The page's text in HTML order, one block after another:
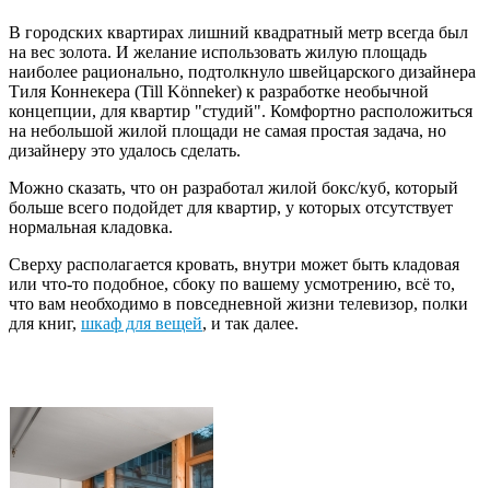
В городских квартирах лишний квадратный метр всегда был
на вес золота. И желание использовать жилую площадь
наиболее рационально, подтолкнуло швейцарского дизайнера
Тиля Коннекера (Till Könneker) к разработке необычной
концепции, для квартир "студий". Комфортно расположиться
на небольшой жилой площади не самая простая задача, но
дизайнеру это удалось сделать.
Можно сказать, что он разработал жилой бокс/куб, который
больше всего подойдет для квартир, у которых отсутствует
нормальная кладовка.
Сверху располагается кровать, внутри может быть кладовая
или что-то подобное, сбоку по вашему усмотрению, всё то,
что вам необходимо в повседневной жизни телевизор, полки
для книг, шкаф для вещей, и так далее.